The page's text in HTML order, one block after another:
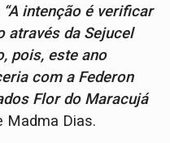
“A intenção é verificar
através da Sejucel
pois, este ano
com a Federon
Flor do Maracujá
Madma Dias.